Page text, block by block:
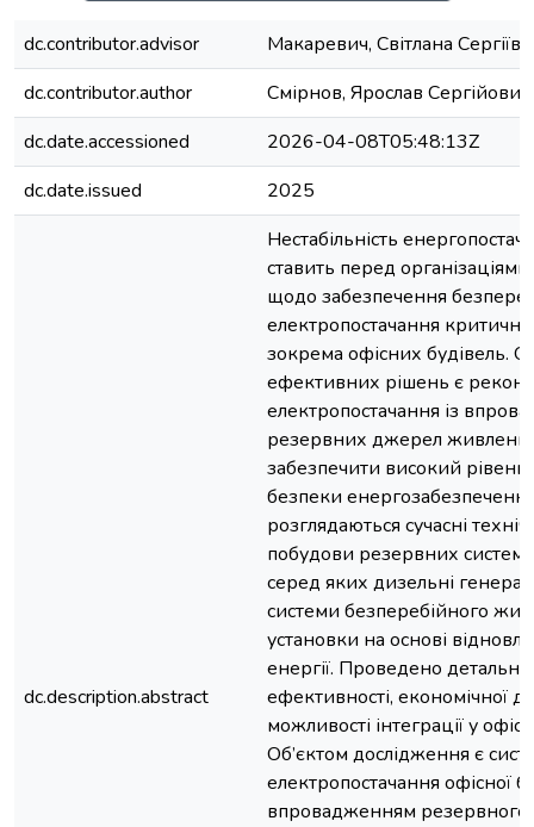
dc.contributor.advisor
Макаревич, Світлана
dc.contributor.author
Смірнов, Ярослав Сергійович
dc.date.accessioned
2026-04-08T05:48:13Z
dc.date.issued
2025
dc.description.abstract
Нестабільність
ставить перед
щодо забезпечення
електропостачання
зокрема офісних будівель.
ефективних рішень є
електропостачання із
резервних джерел
забезпечити високий рівень
безпеки
розглядаються сучасні
побудови резервних систем
серед яких дизельні
системи безперебійного
установки на основі
енергії. Проведено
ефективності, економічної
можливості інтеграції у
Об’єктом дослідження є
електропостачання офісної
впровадженням